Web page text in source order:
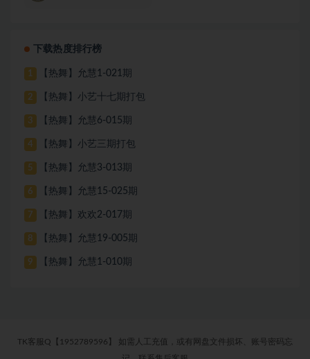
下载热度排行榜
1 【热舞】允慧1-021期
2 【热舞】小艺十七期打包
3 【热舞】允慧6-015期
4 【热舞】小艺三期打包
5 【热舞】允慧3-013期
6 【热舞】允慧15-025期
7 【热舞】欢欢2-017期
8 【热舞】允慧19-005期
9 【热舞】允慧1-010期
TK客服Q【1952789596】 如需人工充值，或有网盘文件损坏、账号密码忘